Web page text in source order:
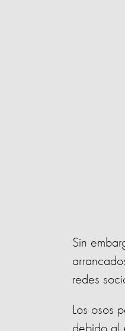
Sin
redes
Los osos